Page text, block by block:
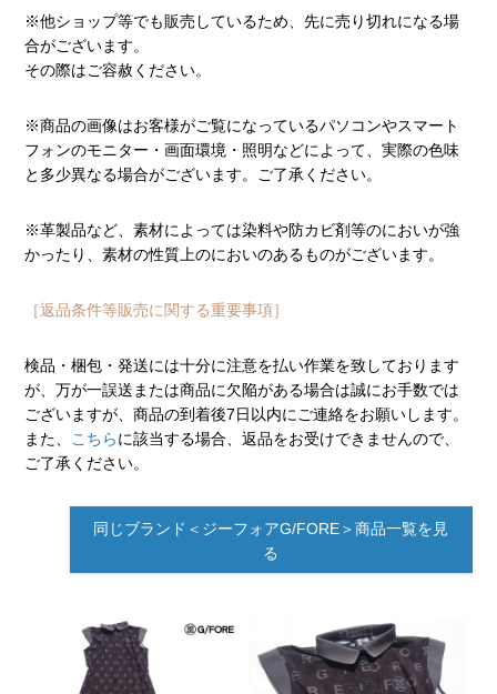
※他ショップ等でも販売しているため、先に売り切れになる場
合がございます。
その際はご容赦ください。
※商品の画像はお客様がご覧になっているパソコンやスマート
フォンのモニター・画面環境・照明などによって、実際の色味
と多少異なる場合がございます。ご了承ください。
※革製品など、素材によっては染料や防カビ剤等のにおいが強
かったり、素材の性質上のにおいのあるものがございます。
［返品条件等販売に関する重要事項］
検品・梱包・発送には十分に注意を払い作業を致しております
が、万が一誤送または商品に欠陥がある場合は誠にお手数では
ございますが、商品の到着後7日以内にご連絡をお願いします。
また、 こちらに該当する場合、返品をお受けできませんので、
ご了承ください。
同じブランド＜ジーフォアG/FORE＞商品一覧を見
る